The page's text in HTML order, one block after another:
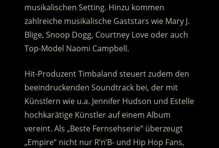
musikalischen Setting. Hinzu kommen
zahlreiche musikalische Gaststars wie Mary J.
Blige, Snoop Dogg, Courtney Love oder auch
Top-Model Naomi Campbell.
Hit-Produzent Timbaland steuert zudem den
beeindruckenden Soundtrack bei, der mit
Künstlern wie u.a. Jennifer Hudson und Estelle
hochkarätige Künstler auf einem Album
vereint. Als „Beste Fernsehserie“ überzeugt
„Empire“ nicht nur R’n’B- und Hip Hop Fans,